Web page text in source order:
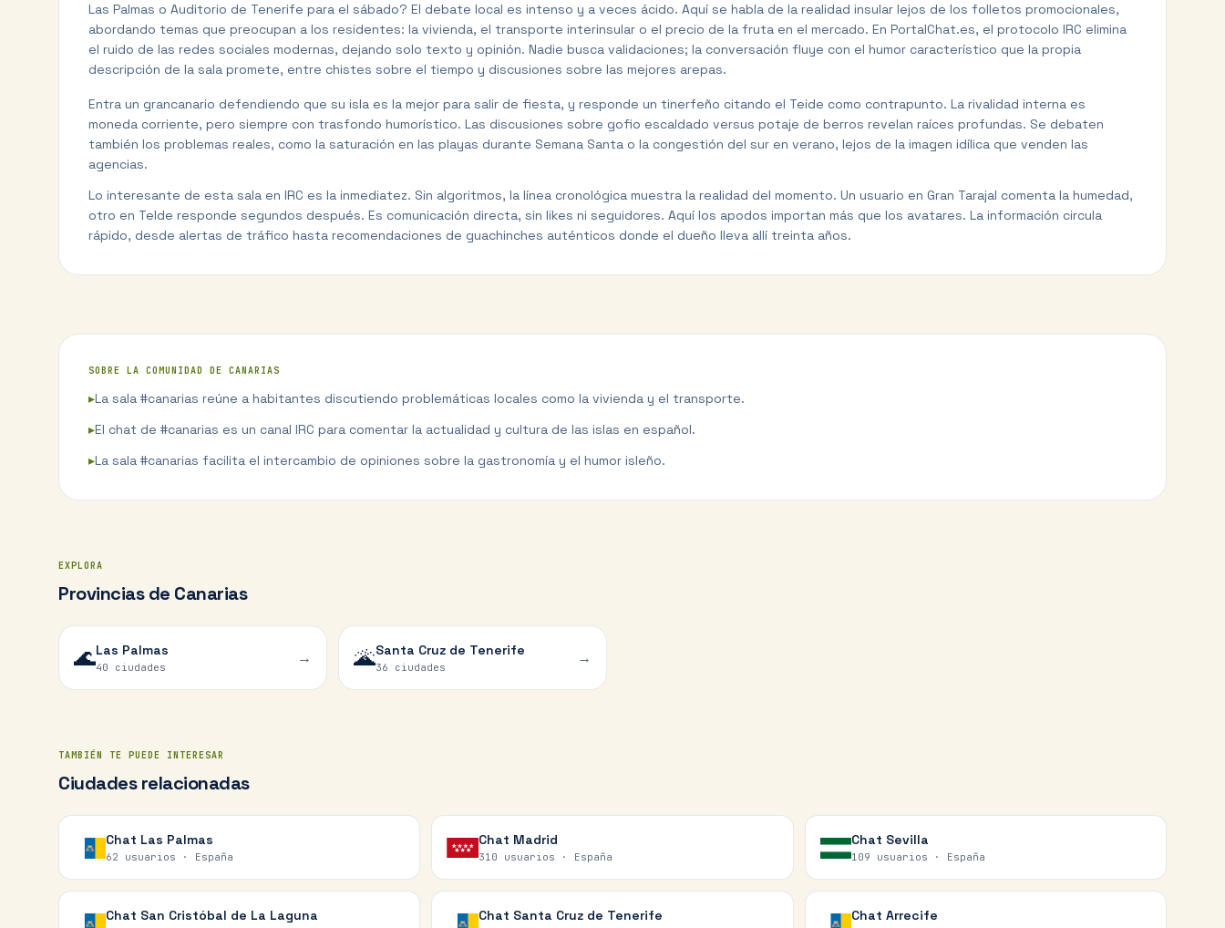
Las Palmas o Auditorio de Tenerife para el sábado? El debate local es intenso y a veces ácido. Aquí se habla de la realidad insular lejos de los folletos promocionales,
abordando temas que preocupan a los residentes: la vivienda, el transporte interinsular o el precio de la fruta en el mercado. En PortalChat.es, el protocolo IRC elimina
el ruido de las redes sociales modernas, dejando solo texto y opinión. Nadie busca validaciones; la conversación fluye con el humor característico que la propia
descripción de la sala promete, entre chistes sobre el tiempo y discusiones sobre las mejores arepas.
Entra un grancanario defendiendo que su isla es la mejor para salir de fiesta, y responde un tinerfeño citando el Teide como contrapunto. La rivalidad interna es
moneda corriente, pero siempre con trasfondo humorístico. Las discusiones sobre gofio escaldado versus potaje de berros revelan raíces profundas. Se debaten
también los problemas reales, como la saturación en las playas durante Semana Santa o la congestión del sur en verano, lejos de la imagen idílica que venden las
agencias.
Lo interesante de esta sala en IRC es la inmediatez. Sin algoritmos, la línea cronológica muestra la realidad del momento. Un usuario en Gran Tarajal comenta la humedad,
otro en Telde responde segundos después. Es comunicación directa, sin likes ni seguidores. Aquí los apodos importan más que los avatares. La información circula
rápido, desde alertas de tráfico hasta recomendaciones de guachinches auténticos donde el dueño lleva allí treinta años.
SOBRE LA COMUNIDAD DE CANARIAS
▸La sala #canarias reúne a habitantes discutiendo problemáticas locales como la vivienda y el transporte.
▸El chat de #canarias es un canal IRC para comentar la actualidad y cultura de las islas en español.
▸La sala #canarias facilita el intercambio de opiniones sobre la gastronomía y el humor isleño.
EXPLORA
Provincias de Canarias
🌊Las Palmas
40 ciudades
→ 🌋Santa Cruz de Tenerife
36 ciudades
→
TAMBIÉN TE PUEDE INTERESAR
Ciudades relacionadas
Chat Las Palmas
62 usuarios · España
Chat Madrid
310 usuarios · España
Chat Sevilla
109 usuarios · España
Chat San Cristóbal de La Laguna Chat Santa Cruz de Tenerife ChatArrecife